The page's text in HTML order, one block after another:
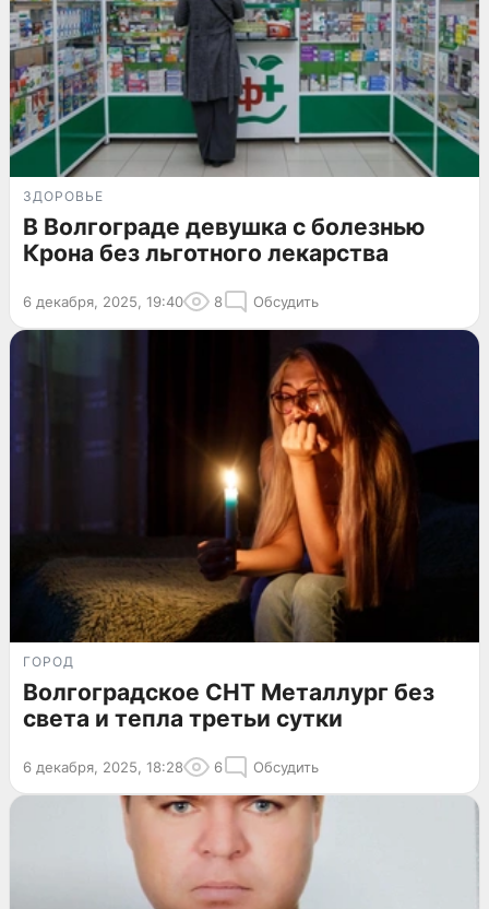
ЗДОРОВЬЕ
В Волгограде девушка с болезнью
Крона без льготного лекарства
6 декабря, 2025, 19:40 8 Обсудить
ГОРОД
Волгоградское СНТ Металлург без
света и тепла третьи сутки
6 декабря, 2025, 18:28 6 Обсудить